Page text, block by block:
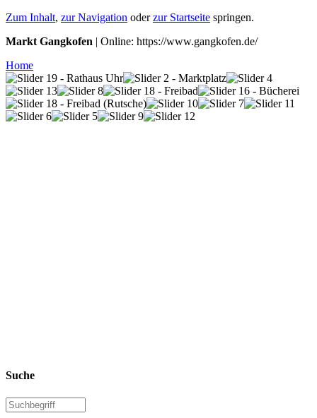
Zum Inhalt, zur Navigation oderzur Startseite springen.
Markt Gangkofen | Online: https://www.gangkofen.de/
Home
Suche